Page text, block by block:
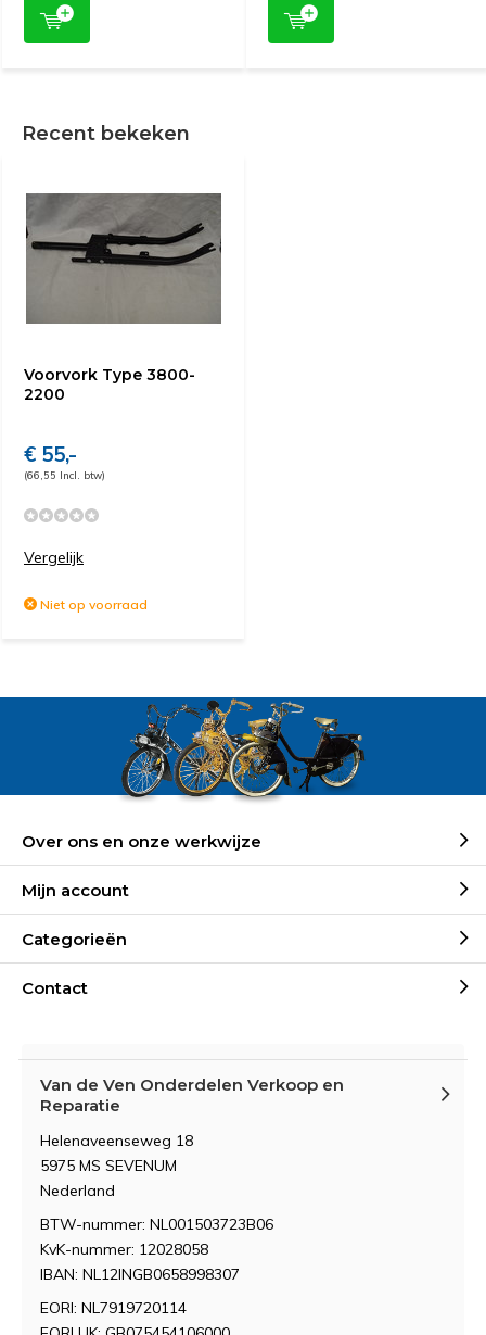
Recent bekeken
Voorvork Type 3800-
2200
€ 55,-
(66,55 Incl. btw)
Vergelijk
Niet op voorraad
Over ons en onze werkwijze
Mijn account
Categorieën
Contact
Van de Ven Onderdelen Verkoop en
Reparatie
Helenaveenseweg 18
5975 MS SEVENUM
Nederland
BTW-nummer: NL001503723B06
KvK-nummer: 12028058
IBAN: NL12INGB0658998307
EORI: NL7919720114